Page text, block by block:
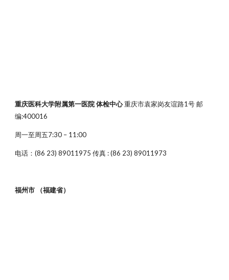
重庆医科大学附属第一医院 体检中心重庆市袁家岗友谊路1号 邮
编:400016
周一至周五7:30 – 11:00
电话：(86 23) 89011975 传真 : (86 23) 89011973
福州市 （福建省）